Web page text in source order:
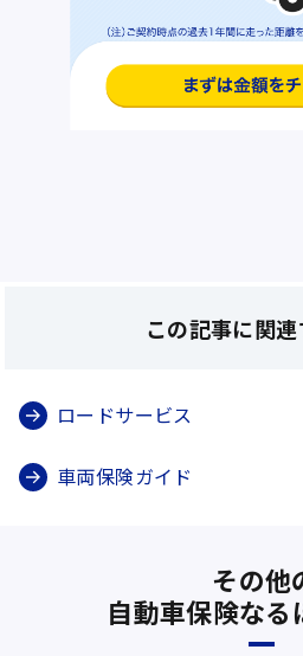
この記事に関
ロードサービス
車両保険ガイド
その他
自動車保険なる